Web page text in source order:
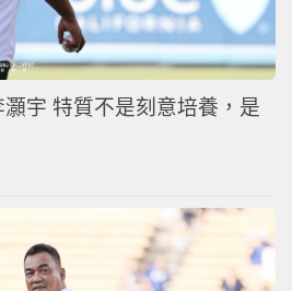
宇 特質不是刻意培養，是